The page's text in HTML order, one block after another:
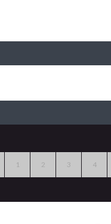
1 2 3 4